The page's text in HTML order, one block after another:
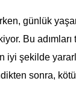
günlük
Bu adımları
iyi şekilde
sonra,